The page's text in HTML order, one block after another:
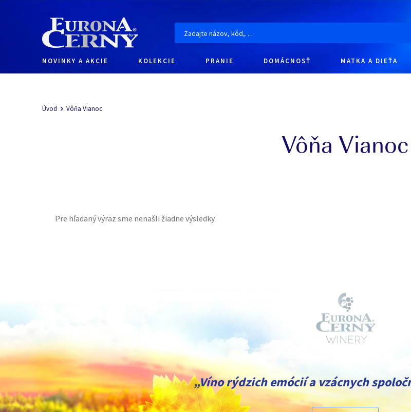
NOVINKY A AKCIE KOLEKCIE PRANIE DOMÁCNOSŤ MATKA A DIEŤA
Navigácia
Úvod Vôňa Vianoc
Vôňa Vianoc
Pre hľadaný výraz sme nenašli žiadne výsledky
„Víno rýdzich emócií a vzácnych